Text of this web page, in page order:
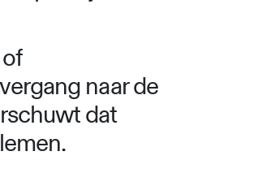
naar de
dat